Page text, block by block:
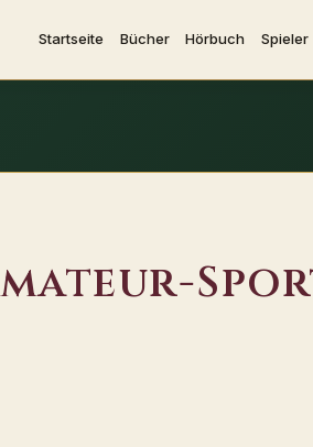
Startseite Bücher Hörbuch Spieler